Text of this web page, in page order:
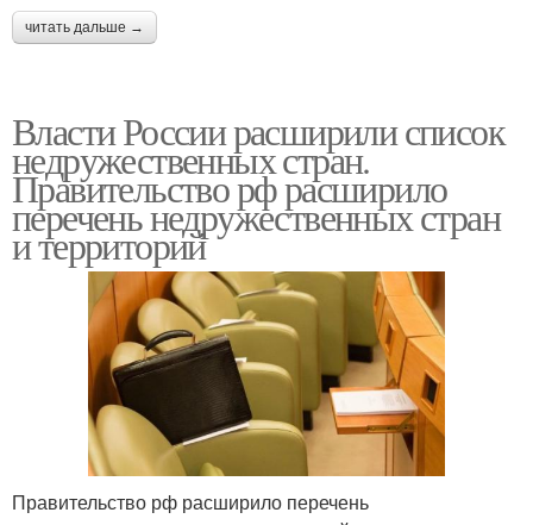
читать дальше →
Власти России расширили список
недружественных стран.
Правительство рф расширило
перечень недружественных стран
и территорий
Правительство рф расширило перечень